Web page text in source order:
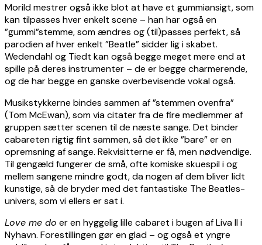
Morild mestrer også ikke blot at have et gummiansigt, som
kan tilpasses hver enkelt scene – han har også en
”gummi”stemme, som ændres og (til)passes perfekt, så
parodien af hver enkelt ”Beatle” sidder lig i skabet.
Wedendahl og Tiedt kan også begge meget mere end at
spille på deres instrumenter – de er begge charmerende,
og de har begge en ganske overbevisende vokal også.
Musikstykkerne bindes sammen af ”stemmen ovenfra”
(Tom McEwan), som via citater fra de fire medlemmer af
gruppen sætter scenen til de næste sange. Det binder
cabareten rigtig fint sammen, så det ikke ”bare” er en
opremsning af sange. Rekvisitterne er få, men nødvendige.
Til gengæld fungerer de små, ofte komiske skuespil i og
mellem sangene mindre godt, da nogen af dem bliver lidt
kunstige, så de bryder med det fantastiske The Beatles-
univers, som vi ellers er sat i.
Love me do er en hyggelig lille cabaret i bugen af Liva II i
Nyhavn. Forestillingen gør en glad – og også et yngre